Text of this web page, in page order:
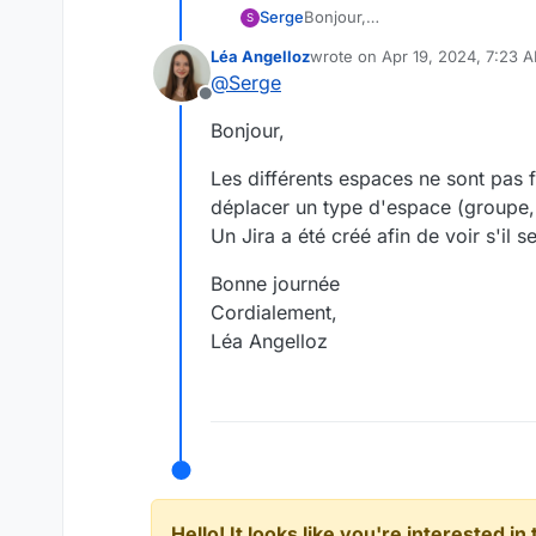
S SergeBonjour,
il n'est pas possible de
Offline
Léa Angellozwrote on Apr 19, 2024, 7:23
last edited by
@Serge
Bonjour,
Les différents espaces ne sont
déplacer un type d'espace
Un Jira a été créé afin de voir s'il
Bonne journée
Cordialement,
Léa Angelloz